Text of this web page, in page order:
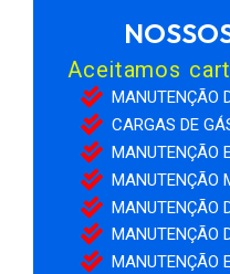
Aceitamos
MANUTENÇÃO
CARGAS DE
MANUTENÇÃO
MANUTENÇÃO
MANUTENÇÃO
MANUTENÇÃO
MANUTENÇÃO